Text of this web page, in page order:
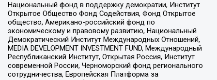
Национальный фонд в поддержку демократии, Институт
Открытое Общество Фонд Содействия, Фонд Открытое
общество, Американо-российский фонд по
экономическому и правовому развитию, Национальный
Демократический Институт Международных Отношений,
MEDIA DEVELOPMENT INVESTMENT FUND, Международный
Республиканский Институт, Открытая Россия, Институт
современной России, Черноморский фонд регионального
сотрудничества, Европейская Платформа за